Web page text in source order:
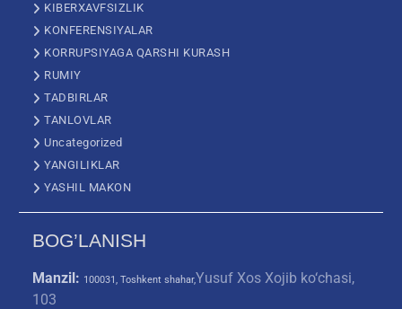
KIBERXAVFSIZLIK
KONFERENSIYALAR
KORRUPSIYAGA QARSHI KURASH
RUMIY
TADBIRLAR
TANLOVLAR
Uncategorized
YANGILIKLAR
YASHIL MAKON
BOG’LANISH
Manzil: 100031, Toshkent shahar,Yusuf Xos Xojib ko‘chasi,
103